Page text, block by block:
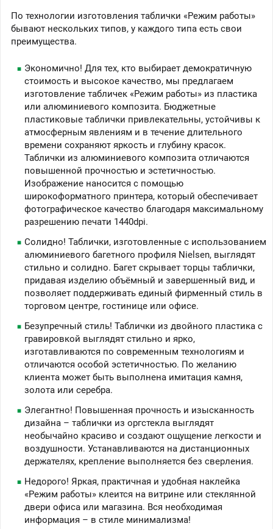
По технологии изготовления таблички «Режим работы»
бывают нескольких типов, у каждого типа есть свои
преимущества.
Экономично! Для тех, кто выбирает демократичную
стоимость и высокое качество, мы предлагаем
изготовление табличек «Режим работы» из пластика
или алюминиевого композита. Бюджетные
пластиковые таблички привлекательны, устойчивы к
атмосферным явлениям и в течение длительного
времени сохраняют яркость и глубину красок.
Таблички из алюминиевого композита отличаются
повышенной прочностью и эстетичностью.
Изображение наносится с помощью
широкоформатного принтера, который обеспечивает
фотографическое качество благодаря максимальному
разрешению печати 1440dpi.
Солидно! Таблички, изготовленные с использованием
алюминиевого багетного профиля Nielsen, выглядят
стильно и солидно. Багет скрывает торцы таблички,
придавая изделию объёмный и завершенный вид, и
позволяет поддерживать единый фирменный стиль в
торговом центре, гостинице или офисе.
Безупречный стиль! Таблички из двойного пластика с
гравировкой выглядят стильно и ярко,
изготавливаются по современным технологиям и
отличаются особой эстетичностью. По желанию
клиента может быть выполнена имитация камня,
золота или серебра.
Элегантно! Повышенная прочность и изысканность
дизайна – таблички из оргстекла выглядят
необычайно красиво и создают ощущение легкости и
воздушности. Устанавливаются на дистанционных
держателях, крепление выполняется без сверления.
Недорого! Яркая, практичная и удобная наклейка
«Режим работы» клеится на витрине или стеклянной
двери офиса или магазина. Вся необходимая
информация – в стиле минимализма!